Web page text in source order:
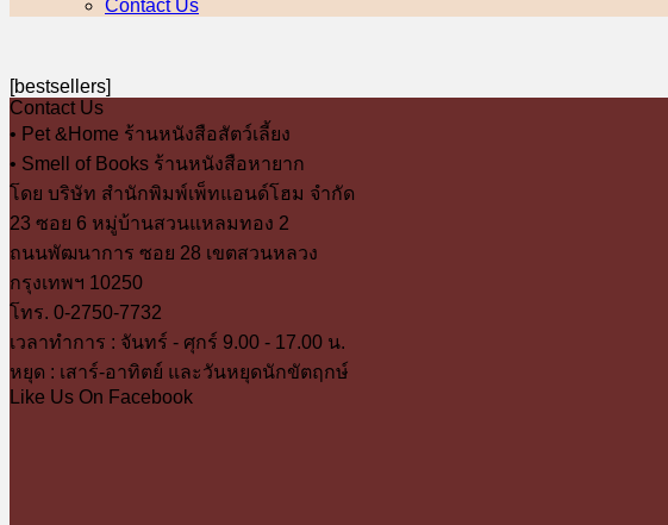
Contact Us
[bestsellers]
Contact Us
• Pet &Home ร้านหนังสือสัตว์เลี้ยง
• Smell of Books ร้านหนังสือหายาก
โดย บริษัท สำนักพิมพ์เพ็ทแอนด์โฮม จำกัด
23 ซอย 6 หมู่บ้านสวนแหลมทอง 2
ถนนพัฒนาการ ซอย 28 เขตสวนหลวง
กรุงเทพฯ 10250
โทร. 0-2750-7732
เวลาทำการ : จันทร์ - ศุกร์ 9.00 - 17.00 น.
หยุด : เสาร์-อาทิตย์ และวันหยุดนักขัตฤกษ์
Like Us On Facebook